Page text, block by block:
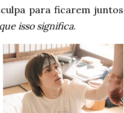
para ficarem juntos
isso significa.